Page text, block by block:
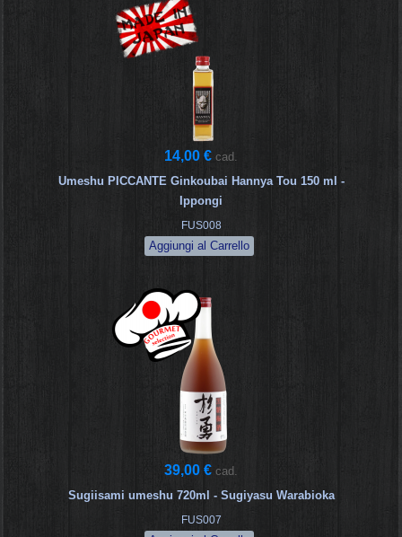
14,00 € cad.
Umeshu PICCANTE Ginkoubai Hannya Tou 150 ml -
Ippongi
FUS008
39,00 € cad.
Sugiisami umeshu 720ml - Sugiyasu Warabioka
FUS007